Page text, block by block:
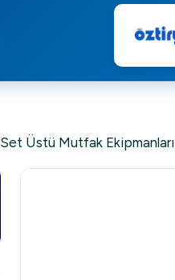
Set Üstü Mutfak Ekipmanları